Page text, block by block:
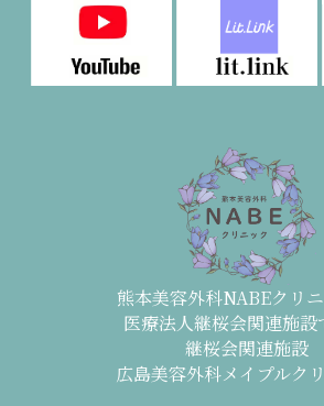
熊本美容外科NABEクリ
医療法人継桜会関連施設
継桜会関連施設
広島美容外科メイプルク